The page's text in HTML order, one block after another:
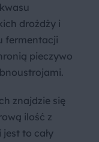
drożdży i
fermentacji
pieczywo
znajdzie się
ilość z
jest to cały